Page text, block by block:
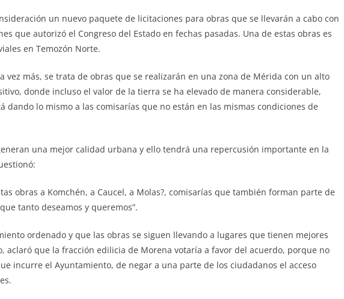
un nuevo paquete de licitaciones para obras que se llevarán a cabo con
que autorizó el Congreso del Estado en fechas pasadas. Una de estas obras es
en Temozón Norte.
vez más, se trata de obras que se realizarán en una zona de Mérida con un alto
donde incluso el valor de la tierra se ha elevado de manera considerable,
dando lo mismo a las comisarías que no están en las mismas condiciones de
una mejor calidad urbana y ello tendrá una repercusión importante en la
obras a Komchén, a Caucel, a Molas?, comisarías que también forman parte de
tanto deseamos y queremos”.
ordenado y que las obras se siguen llevando a lugares que tienen mejores
aclaró que la fracción edilicia de Morena votaría a favor del acuerdo, porque no
incurre el Ayuntamiento, de negar a una parte de los ciudadanos el acceso